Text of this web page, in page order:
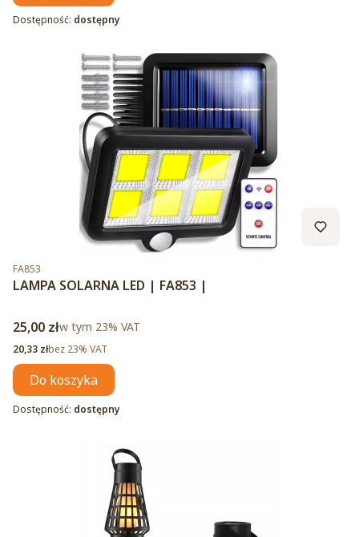
Dostępność: dostępny
Kod produktu
FA853
LAMPA SOLARNA LED | FA853 |
Cena brutto
25,00 złw tym %s VAT
w tym 23% VAT
Cena netto
20,33 złbez 23% VAT
Do koszyka
Dostępność: dostępny